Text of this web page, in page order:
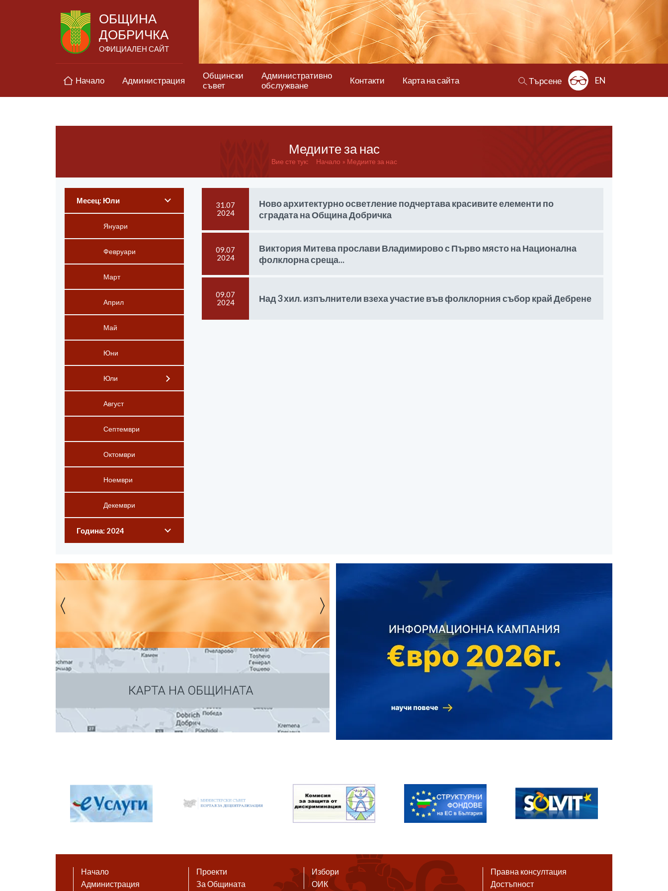
ОБЩИНА
ДОБРИЧКА
ОФИЦИАЛЕН САЙТ
Начало Администрация
Общински
съвет
Административно
обслужване
Контакти Карта на сайта Търсене EN
Медиите за нас
Вие сте тук: Начало Медиите за нас
Месец: Юли
Януари
Февруари
Март
Април
Май
Юни
Юли
Август
Септември
Октомври
Ноември
Декември
Година: 2024
31.07
2024
Ново архитектурно осветление подчертава красивите елементи по
сградата на Община Добричка
09.07
2024
Виктория Митева прослави Владимирово с Първо място на Национална
фолклорна среща...
09.07
2024
Над 3 хил. изпълнители взеха участие във фолклорния събор край Дебрене
Начало
Администрация
Проекти
За Общината
Избори
ОИК
Правна консултация
Достъпност